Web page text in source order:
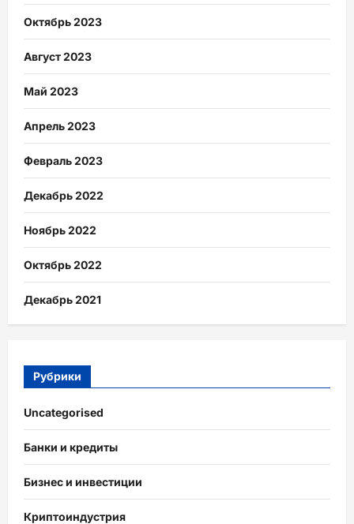
Октябрь 2023
Август 2023
Май 2023
Апрель 2023
Февраль 2023
Декабрь 2022
Ноябрь 2022
Октябрь 2022
Декабрь 2021
Рубрики
Uncategorised
Банки и кредиты
Бизнес и инвестиции
Криптоиндустрия